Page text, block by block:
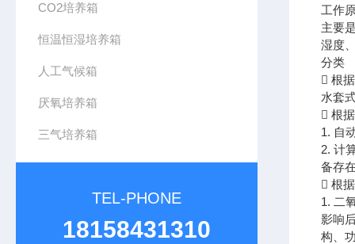
CO2培养箱
恒温恒湿培养箱
人工气候箱
厌氧培养箱
三气培养箱
TEL-PHONE
18158431310
工作
主要
湿度
分类
 根
水套
 根
1. 自
2. 计
备存
 根
1. 二
影响
构、